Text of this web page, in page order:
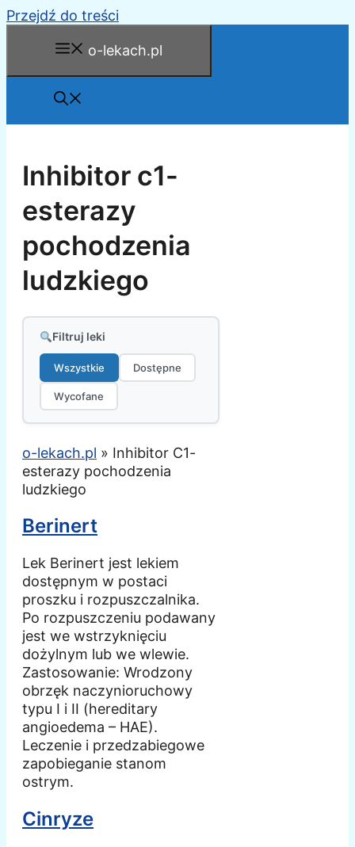
Przejdź do treści
o-lekach.pl
Inhibitor c1-
esterazy
pochodzenia
ludzkiego
Filtruj leki
Wszystkie Dostępne
Wycofane
o-lekach.pl » Inhibitor C1-
esterazy pochodzenia
ludzkiego
Berinert
Lek Berinert jest lekiem
dostępnym w postaci
proszku i rozpuszczalnika.
Po rozpuszczeniu podawany
jest we wstrzyknięciu
dożylnym lub we wlewie.
Zastosowanie: Wrodzony
obrzęk naczynioruchowy
typu I i II (hereditary
angioedema – HAE).
Leczenie i przedzabiegowe
zapobieganie stanom
ostrym.
Cinryze